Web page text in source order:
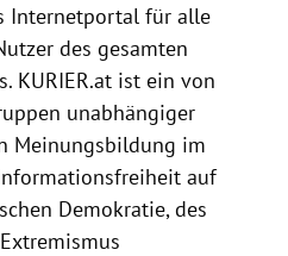
Internetportal für alle
des gesamten
KURIER.at ist ein von
unabhängiger
Meinungsbildung im
auf
Demokratie, des